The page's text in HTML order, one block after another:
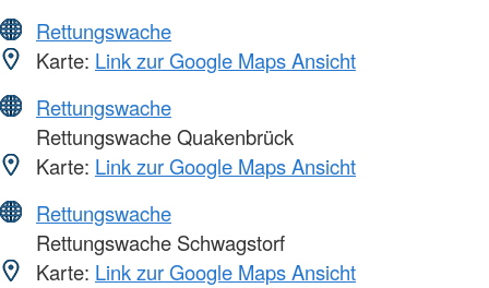
Rettungswache
Karte: Link zur Google Maps Ansicht
Rettungswache
Rettungswache Quakenbrück
Karte: Link zur Google Maps Ansicht
Rettungswache
Rettungswache Schwagstorf
Karte: Link zur Google Maps Ansicht